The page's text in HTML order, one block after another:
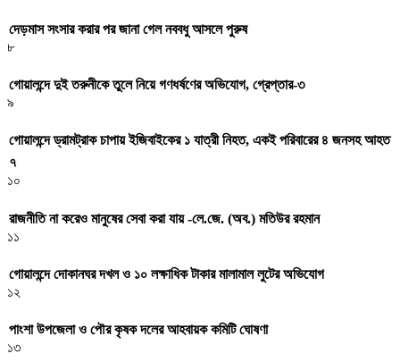
দেড়মাস সংসার করার পর জানা গেল নববধু আসলে পুরুষ
৮
গোয়ালন্দে দুই তরুনীকে তুলে নিয়ে গণধর্ষণের অভিযোগ, গ্রেপ্তার-৩
৯
গোয়ালন্দে ড্রামট্রাক চাপায় ইজিবাইকের ১ যাত্রী নিহত, একই পরিবারের ৪ জনসহ আহত
৭
১০
রাজনীতি না করেও মানুষের সেবা করা যায় -লে.জে. (অব.) মতিউর রহমান
১১
গোয়ালন্দে দোকানঘর দখল ও ১০ লক্ষাধিক টাকার মালামাল লুটের অভিযোগ
১২
পাংশা উপজেলা ও পৌর কৃষক দলের আহবায়ক কমিটি ঘোষণা
১৩